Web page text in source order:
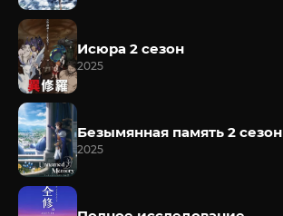
Исюра 2 сезон
2025
Безымянная память 2 сезон
2025